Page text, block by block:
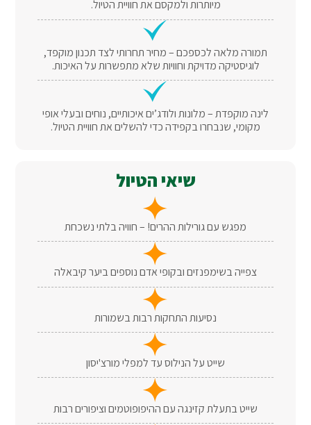
מיותרות ולמקסם את חוויית הטיול.
תמורה מלאה לכספכם – מחיר תחרותי לצד תכנון מוקפד,
לוגיסטיקה מדויקת וחוויות שלא מתפשרות על האיכות.
לינה מוקפדת – מלונות ולודג’ים איכותיים, נוחים ובעלי אופי
מקומי, שנבחרו בקפידה כדי להשלים את חוויית הטיול.
שיאי הטיול
מפגש עם גורילות ההרים! – חוויה בלתי נשכחת
צפייה בשימפנזים ובקופי אדם נוספים ביער קיבאלה
נסיעות התחקות רבות בשמורות
שייט על הנילוס עד למפלי מורצ'יסון
שייט בתעלת קזינגה עם ההיפופוטמים וציפורים רבות